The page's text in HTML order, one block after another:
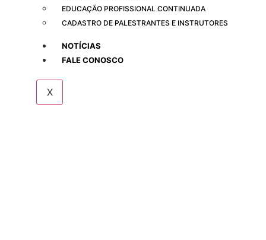
EDUCAÇÃO PROFISSIONAL CONTINUADA
CADASTRO DE PALESTRANTES E INSTRUTORES
NOTÍCIAS
FALE CONOSCO
X